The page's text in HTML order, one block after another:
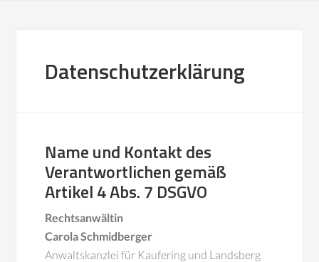
Datenschutzerklärung
Name und Kontakt des
Verantwortlichen gemäß
Artikel 4 Abs. 7 DSGVO
Rechtsanwältin
Carola Schmidberger
Anwaltskanzlei für Kaufering und Landsberg